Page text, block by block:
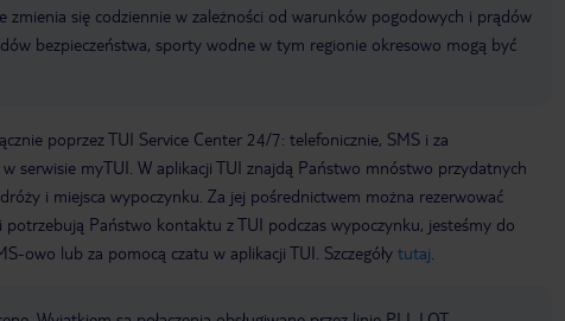
zmienia się codziennie w zależności od warunków pogodowych i prądów
bezpieczeństwa, sporty wodne w tym regionie okresowo mogą być
poprzez TUI Service Center 24/7: telefonicznie, SMS i za
serwisie myTUI. W aplikacji TUI znajdą Państwo mnóstwo przydatnych
i miejsca wypoczynku. Za jej pośrednictwem można rezerwować
Państwo kontaktu z TUI podczas wypoczynku, jesteśmy do
owo lub za pomocą czatu w aplikacji TUI. Szczegóły tutaj